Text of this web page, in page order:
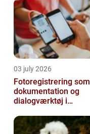
03 july 2026
Fotoregistrering som
dokumentation og
dialogværktøj i